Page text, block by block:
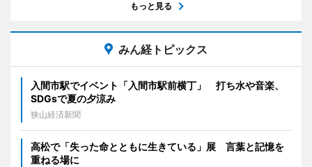
もっと見る
みん経トピックス
入間市駅でイベント「入間市駅前横丁」 打ち水や音楽、
SDGsで夏の夕涼み
狭山経済新聞
高松で「失った命とともに生きている」展 言葉と記憶を
重ねる場に